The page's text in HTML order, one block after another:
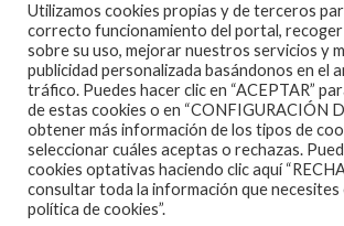
2007 COPYRIGHT -CODETIPI
Utilizamos cookies propias y de terceros
correcto funcionamiento del portal,
sobre su uso, mejorar nuestros servicios y
publicidad personalizada basándonos en el
tráfico. Puedes hacer clic en “ACEPTAR”
de estas cookies o en “CONFIGURACIÓN
obtener más información de los tipos de
seleccionar cuáles aceptas o rechazas.
cookies optativas haciendo clic aquí
consultar toda la información que necesites
política de cookies”.